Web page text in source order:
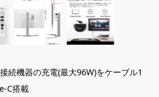
続機器の充電(最大96W)をケーブル1
C搭載